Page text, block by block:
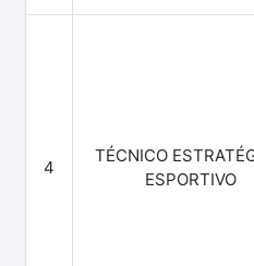
4
TÉCNICO
ESPORTIVO